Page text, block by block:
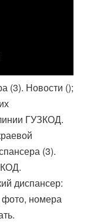
(3). Новости ();
ГУЗКОД.
(3).
диспансер:
фото, номера